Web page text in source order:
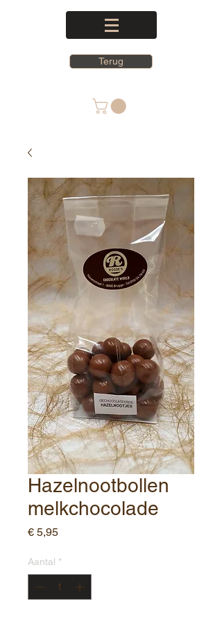
Terug
Hazelnootbollen
melkchocolade
€ 5,95Prijs
Aantal *